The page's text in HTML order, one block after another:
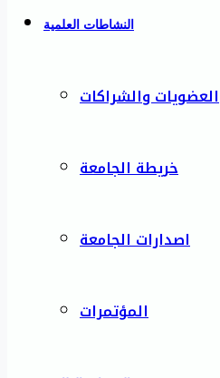
النشاطات العلمية
العضويات والشراكات
خريطة الجامعة
اصدارات الجامعة
المؤتمرات